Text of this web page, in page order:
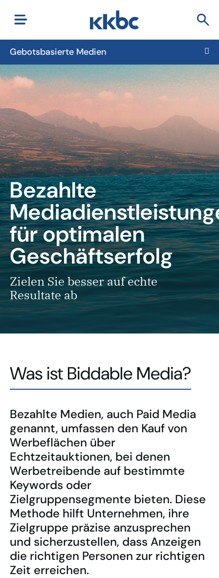
Gebotsbasierte Medien
Bezahlte
für optimalen
Geschäftserfolg
Zielen Sie besser auf echte
Resultate ab
Was ist Biddable Media?
Bezahlte Medien, auch Paid Media
genannt, umfassen den Kauf von
Werbeflächen über
Echtzeitauktionen, bei denen
Werbetreibende auf bestimmte
Keywords oder
Zielgruppensegmente bieten. Diese
Methode hilft Unternehmen, ihre
Zielgruppe präzise anzusprechen
und sicherzustellen, dass Anzeigen
die richtigen Personen zur richtigen
Zeit erreichen.